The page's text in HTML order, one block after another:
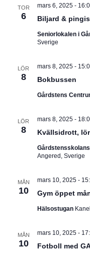
TOR
6 Biljard & pingis
mars 6, 2025 -
Seniorlokalen i
Sverige
LÖR
8 Bokbussen
mars 8, 2025 -
Gårdstens
LÖR
8 Kvällsidrott,
mars 8, 2025 -
Angered, Sverige
MÅN
10 Gym öppet
mars 10, 2025 -
Hälsostugan
MÅN
10 Fotboll med
mars 10, 2025 -